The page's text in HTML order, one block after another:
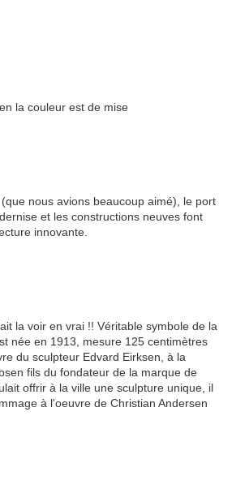
la couleur est de mise
nous avions beaucoup aimé), le port
et les constructions neuves font
innovante.
la voir en vrai !! Véritable symbole de la
née en 1913, mesure 125 centimètres
du sculpteur Edvard Eirksen, à la
fils du fondateur de la marque de
offrir à la ville une sculpture unique, il
à l'oeuvre de Christian Andersen